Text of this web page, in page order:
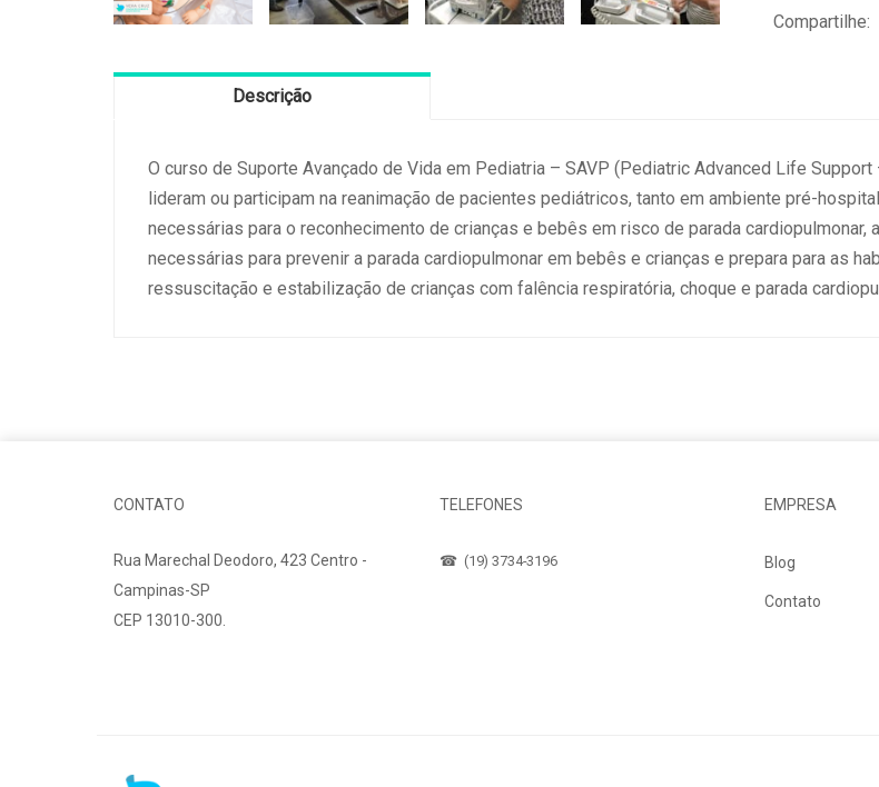
Compartilhe:
Descrição
O curso de Suporte Avançado de Vida em Pediatria – SAVP (Pediatric Advanced Life
lideram ou participam na reanimação de pacientes pediátricos, tanto em ambiente pré-
necessárias para o reconhecimento de crianças e bebês em risco de parada
necessárias para prevenir a parada cardiopulmonar em bebês e crianças e prepara para as
ressuscitação e estabilização de crianças com falência respiratória, choque e parada
CONTATO
Rua Marechal Deodoro, 423 Centro -
Campinas-SP
CEP 13010-300.
TELEFONES
☎ (19) 3734-3196
EMPRESA
Blog
Contato